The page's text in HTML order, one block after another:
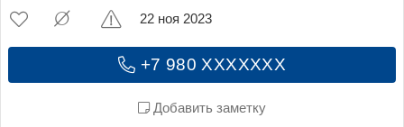
+7 980 XXXXXXX
Добавить заметку
22 ноя 2023